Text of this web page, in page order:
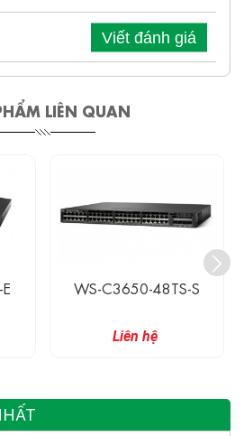
Viết đánh giá
LIÊN QUAN
WS-C3650-48TS-S
Liên hệ